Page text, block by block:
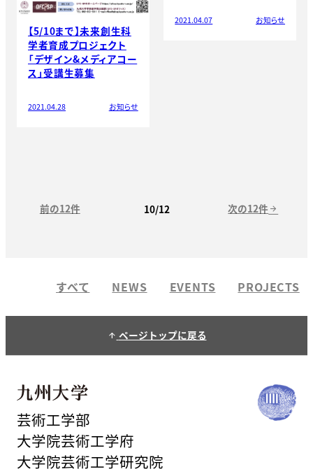
【5/10まで】未来創生科
学者育成プロジェクト
「デザイン&メディアコー
ス」受講生募集
2021.04.28 お知らせ
2021.04.07 お知らせ
前の12件 次の12件 arrow_forward
10/12
すべて NEWS EVENTS PROJECTS
arrow_upward ページトップに戻る
芸術工学部
大学院芸術工学府
大学院芸術工学研究院